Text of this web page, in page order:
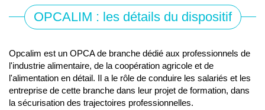
OPCALIM : les détails du dispositif
Opcalim est un OPCA de branche dédié aux professionnels de
l'industrie alimentaire, de la coopération agricole et de
l'alimentation en détail. Il a le rôle de conduire les salariés et les
entreprise de cette branche dans leur projet de formation, dans
la sécurisation des trajectoires professionnelles.